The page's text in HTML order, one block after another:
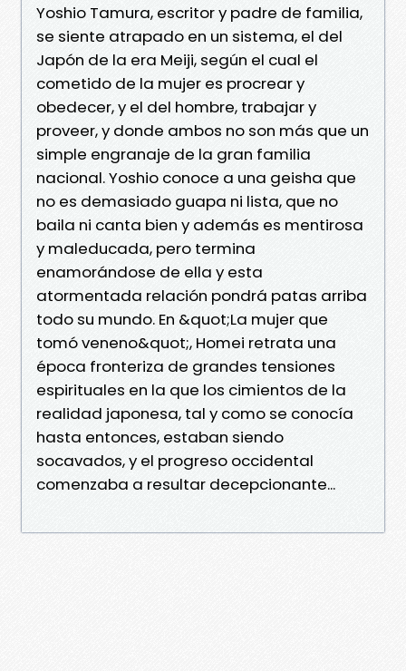
Yoshio Tamura, escritor y padre de familia,
se siente atrapado en un sistema, el del
Japón de la era Meiji, según el cual el
cometido de la mujer es procrear y
obedecer, y el del hombre, trabajar y
proveer, y donde ambos no son más que un
simple engranaje de la gran familia
nacional. Yoshio conoce a una geisha que
no es demasiado guapa ni lista, que no
baila ni canta bien y además es mentirosa
y maleducada, pero termina
enamorándose de ella y esta
atormentada relación pondrá patas arriba
todo su mundo. En &quot;La mujer que
tomó veneno&quot;, Homei retrata una
época fronteriza de grandes tensiones
espirituales en la que los cimientos de la
realidad japonesa, tal y como se conocía
hasta entonces, estaban siendo
socavados, y el progreso occidental
comenzaba a resultar decepcionante...